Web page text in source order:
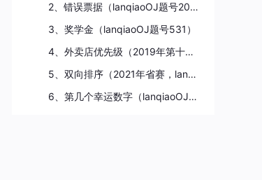
2、错误票据（lanqiaoOJ题号205）
3、奖学金（lanqiaoOJ题号531）
4、外卖店优先级（2019年第十届省赛，lanqiaoOJ184）
5、双向排序（2021年省赛，lanqiaoOJ题号1458）
6、第几个幸运数字（lanqiaoOJ题号613）